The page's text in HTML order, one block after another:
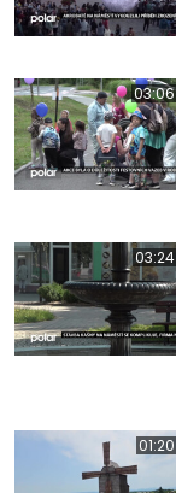
03:06
03:24
01:20